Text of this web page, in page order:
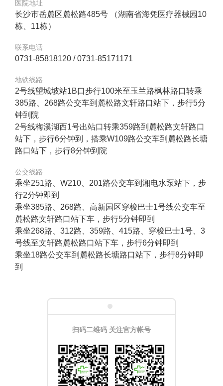
医院地址
长沙市岳麓区麓松路485号 （湖南省海凭医疗器械园10
栋、11栋）
联系电话
0731-85818120 / 0731-85171171
地铁线路
2号线望城坡站1B口步行100米至玉兰路枫林路口转乘
385路、268路公交车到麓松路文轩路口站下，步行5分
钟到院
2号线梅溪湖西1号出站口转乘359路到麓松路文轩路口
站下，步行6分钟到，搭乘W109路公交车到麓松路长塘
路口站下，步行8分钟到院
公交线路
乘坐251路、W210、201路公交车到湘电水泵站下，步
行2分钟即到
乘坐385路、268路、高新园区穿梭巴士1号线公交车至
麓松路文轩路口站下车，步行5分钟即到
乘坐268路、312路、359路、415路、穿梭巴士1号、3
号线至文轩路麓松路口站下车，步行6分钟即到
乘坐18路公交车到麓松路长塘路口站下，步行8分钟即
到
扫码二维码 关注官方帐号